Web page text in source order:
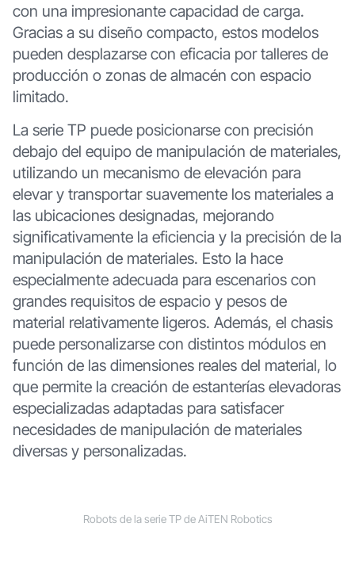
con una impresionante capacidad de carga.
Gracias a su diseño compacto, estos modelos
pueden desplazarse con eficacia por talleres de
producción o zonas de almacén con espacio
limitado.
La serie TP puede posicionarse con precisión
debajo del equipo de manipulación de materiales,
utilizando un mecanismo de elevación para
elevar y transportar suavemente los materiales a
las ubicaciones designadas, mejorando
significativamente la eficiencia y la precisión de la
manipulación de materiales. Esto la hace
especialmente adecuada para escenarios con
grandes requisitos de espacio y pesos de
material relativamente ligeros. Además, el chasis
puede personalizarse con distintos módulos en
función de las dimensiones reales del material, lo
que permite la creación de estanterías elevadoras
especializadas adaptadas para satisfacer
necesidades de manipulación de materiales
diversas y personalizadas.
Robots de la serie TP de AiTEN Robotics